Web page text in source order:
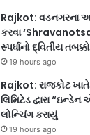
Rajkot: વડનગરના
કરવા
સ્પર્ધાનો દ્વિતીય
19 hours ago
Rajkot: રાજકોટ
લિમિટેડ દ્વારા
લોન્ચિંગ કરાયું
19 hours ago